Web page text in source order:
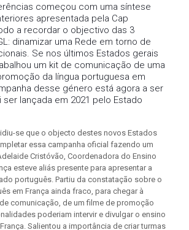
começou com uma síntese
apresentada pela Cap
a recordar o objectivo das 3
dinamizar uma Rede em torno de
Se nos últimos Estados gerais
um kit de comunicação de uma
da língua portuguesa em
desse género está agora a ser
ser lançada em 2021 pelo Estado
se que o objecto destes novos Estados
essa campanha oficial fazendo um
Cristóvão, Coordenadora do Ensino
esteve aliás presente para apresentar a
português. Partiu da constatação sobre o
em França ainda fraco, para chegar à
comunicação, de um filme de promoção
poderiam intervir e divulgar o ensino
Salientou a importância de criar turmas